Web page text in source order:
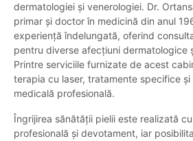
dermatologiei și venerologiei. Dr.
primar și doctor în medicină din anul
experiență îndelungată, oferind
pentru diverse afecțiuni dermatologice
Printre serviciile furnizate de acest
terapia cu laser, tratamente specifice și
medicală profesională.
Îngrijirea sănătății pielii este realizată
profesională și devotament, iar